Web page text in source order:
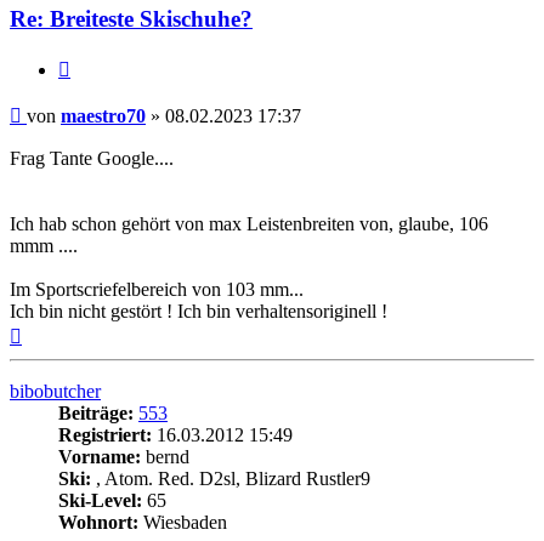
Re: Breiteste Skischuhe?
Beitrag
von maestro70 » 08.02.2023 17:37
Frag Tante Google....
Ich hab schon gehört von max Leistenbreiten von, glaube, 106
mmm ....
Im Sportscriefelbereich von 103 mm...
Ich bin nicht gestört ! Ich bin verhaltensoriginell !
bibobutcher
Beiträge: 553
Registriert: 16.03.2012 15:49
Vorname: bernd
Ski: , Atom. Red. D2sl, Blizard Rustler9
Ski-Level: 65
Wohnort: Wiesbaden